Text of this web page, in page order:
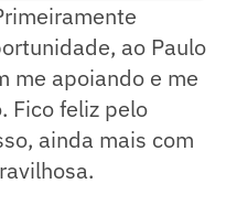
ao Paulo
me apoiando e me
Fico feliz pelo
ainda mais com